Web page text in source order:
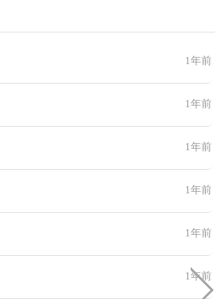
1年前
1年前
1年前
1年前
1年前
1年前